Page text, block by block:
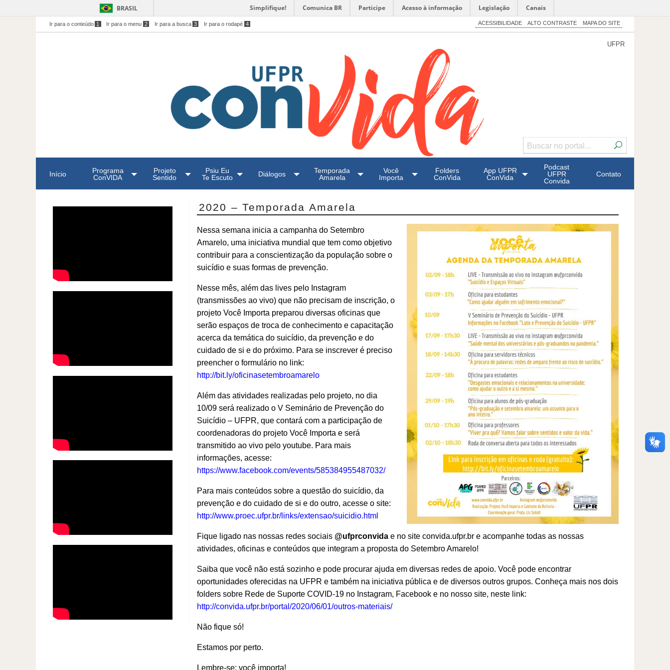
BRASIL Simplifique! Comunica BR Participe Acesso à informação Legislação Canais
Ir para o conteúdo 1 Ir para o menu 2 Ir para a busca 3 Ir para o rodapé 4 ACESSIBILIDADE ALTO CONTRASTE MAPA DO SITE
UFPR
Início
Programa
ConVIDA
Projeto
Sentido
Psiu Eu
Te Escuto
Diálogos
Temporada
Amarela
Você
Importa
Folders
ConVida
App UFPR
ConVida
Podcast
UFPR
Convida
Contato
2020 – Temporada Amarela
Nessa semana inicia a campanha do Setembro
Amarelo, uma iniciativa mundial que tem como objetivo
contribuir para a conscientização da população sobre o
suicídio e suas formas de prevenção.
Nesse mês, além das lives pelo Instagram
(transmissões ao vivo) que não precisam de inscrição, o
projeto Você Importa preparou diversas oficinas que
serão espaços de troca de conhecimento e capacitação
acerca da temática do suicídio, da prevenção e do
cuidado de si e do próximo. Para se inscrever é preciso
preencher o formulário no link:
http://bit.ly/oficinasetembroamarelo
Além das atividades realizadas pelo projeto, no dia
10/09 será realizado o V Seminário de Prevenção do
Suicídio – UFPR, que contará com a participação de
coordenadoras do projeto Você Importa e será
transmitido ao vivo pelo youtube. Para mais
informações, acesse:
https://www.facebook.com/events/585384955487032/
Para mais conteúdos sobre a questão do suicídio, da
prevenção e do cuidado de si e do outro, acesse o site:
http://www.proec.ufpr.br/links/extensao/suicidio.html
Fique ligado nas nossas redes sociais @ufprconvida e no site convida.ufpr.br e acompanhe todas as nossas
atividades, oficinas e conteúdos que integram a proposta do Setembro Amarelo!
Saiba que você não está sozinho e pode procurar ajuda em diversas redes de apoio. Você pode encontrar
oportunidades oferecidas na UFPR e também na iniciativa pública e de diversos outros grupos. Conheça mais nos dois
folders sobre Rede de Suporte COVID-19 no Instagram, Facebook e no nosso site, neste link:
http://convida.ufpr.br/portal/2020/06/01/outros-materiais/
Não fique só!
Estamos por perto.
Lembre-se: você importa!